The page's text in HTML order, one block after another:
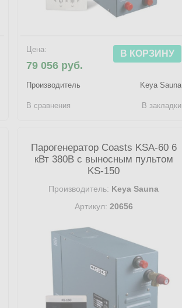
Цена:
79 056 руб.
В КОРЗИНУ
Производитель Keya Sauna
В сравнения В закладки
Парогенератор Coasts KSA-60 6
кВт 380В с выносным пультом
KS-150
Производитель: Keya Sauna
Артикул: 20656